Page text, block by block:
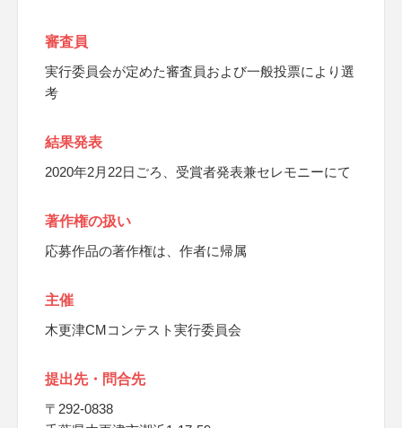
審査員
実行委員会が定めた審査員および一般投票により選
考
結果発表
2020年2月22日ごろ、受賞者発表兼セレモニーにて
著作権の扱い
応募作品の著作権は、作者に帰属
主催
木更津CMコンテスト実行委員会
提出先・問合先
〒292-0838